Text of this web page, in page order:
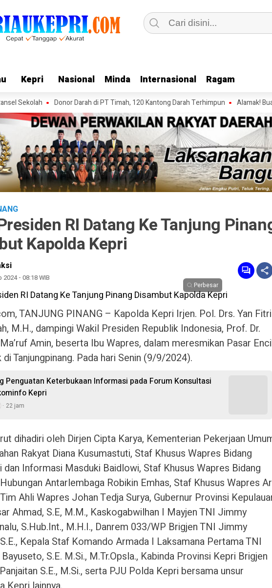
Kepri Nasional Minda Internasional Ragam
Kepri Nasional Minda Internasional Ragam
Donor Darah di PT Timah, 120 Kantong Darah Terhimpun Alamak! Buaya
RI Datang Ke Tanjung
Kapolda Kepri
2024 - 08:18 WIB
Perbesar
TANJUNG PINANG – Kapolda Kepri Irjen. Pol. Drs. Yan Fitri
M.H., dampingi Wakil Presiden Republik Indonesia, Prof. Dr.
Amin, beserta Ibu Wapres, dalam meresmikan Pasar
di Tanjungpinang. Pada hari Senin (9/9/2024).
Penguatan Keterbukaan Informasi pada Forum Konsultasi
Kepri
22 jam
dihadiri oleh Dirjen Cipta Karya, Kementerian Pekerjaan
Rakyat Diana Kusumastuti, Staf Khusus Wapres Bidang
dan Informasi Masduki Baidlowi, Staf Khusus Wapres Bidang
Antarlembaga Robikin Emhas, Staf Khusus Wapres
Ahli Wapres Johan Tedja Surya, Gubernur Provinsi
Ahmad, S.E, M.M., Kaskogabwilhan I Mayjen TNI Jimmy
S.Hub.Int., M.H.I., Danrem 033/WP Brigjen TNI Jimmy
Kepala Staf Komando Armada I Laksamana Pertama TNI
S.E. M.Si., M.Tr.Opsla., Kabinda Provinsi Kepri Brigjen
S.E., M.Si., serta PJU Polda Kepri bersama unsur